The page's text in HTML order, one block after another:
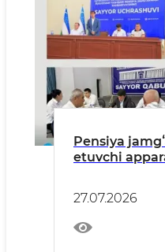
Pensiya
etuvchi
qabuli
27.07.2026